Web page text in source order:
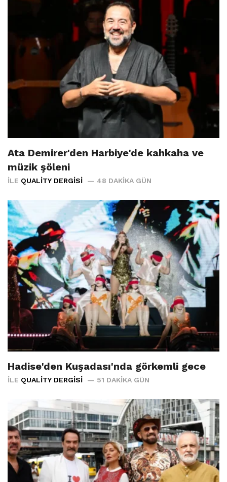
Ata Demirer'den Harbiye'de kahkaha ve
müzik şöleni
İLE QUALITY DERGISI 48 DAKIKA GÜN
Hadise'den Kuşadası'nda görkemli gece
İLE QUALITY DERGISI 51 DAKIKA GÜN